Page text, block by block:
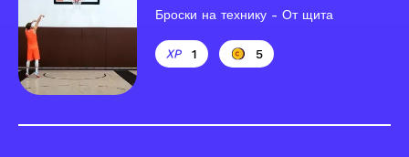
Броски на технику - От щита
1 5